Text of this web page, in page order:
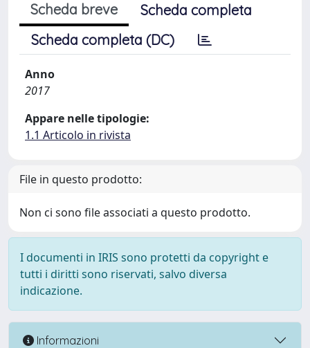
Scheda breve
Scheda completa
Scheda completa (DC)
Anno
2017
Appare nelle tipologie:
1.1 Articolo in rivista
File in questo prodotto:
Non ci sono file associati a questo prodotto.
I documenti in IRIS sono protetti da copyright e
tutti i diritti sono riservati, salvo diversa
indicazione.
Informazioni